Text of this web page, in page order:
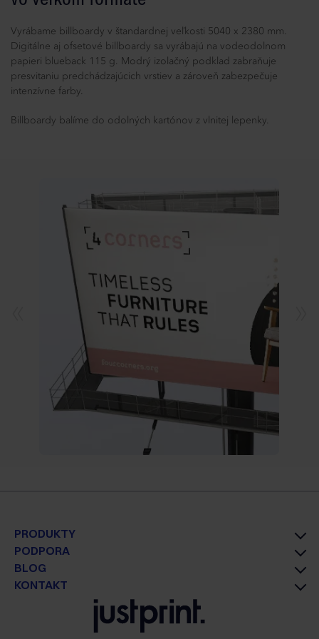
Vyrábame billboardy v štandardnej veľkosti 5040 x 2380 mm.
Digitálne aj ofsetové billboardy sa vyrábajú na vodeodolnom
papieri blueback 115 g. Modrý izolačný podklad zabraňuje
presvitaniu predchádzajúcich vrstiev a zároveň zabezpečuje
intenzívne farby.
Billboardy balíme do odolných kartónov z vlnitej lepenky.
PRODUKTY
PODPORA
BLOG
KONTAKT